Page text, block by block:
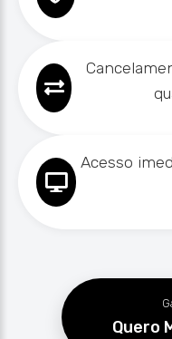
Acesso
Quero